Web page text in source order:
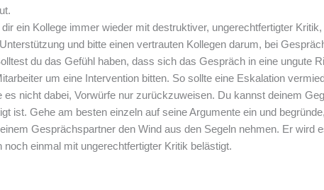
dir ein Kollege immer wieder mit destruktiver, ungerechtfertigter
und bitte einen vertrauten Kollegen darum, bei
du das Gefühl haben, dass sich das Gespräch in eine ungute
um eine Intervention bitten. So sollte eine Eskalation
es nicht dabei, Vorwürfe nur zurückzuweisen. Du kannst deinem
ist. Gehe am besten einzeln auf seine Argumente ein und
Gesprächspartner den Wind aus den Segeln nehmen. Er wird
einmal mit ungerechtfertigter Kritik belästigt.